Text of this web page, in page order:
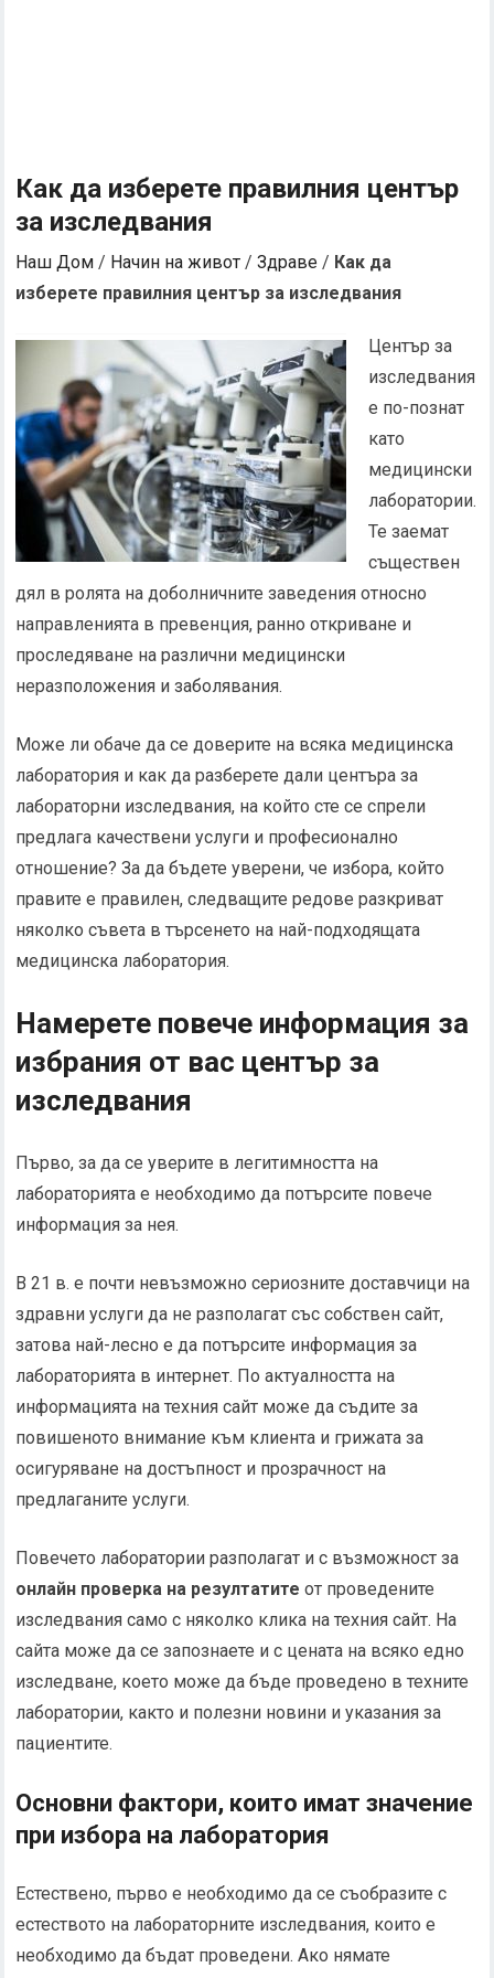
Как да изберете правилния център
за изследвания
Наш Дом / Начин на живот /Здраве / Как да
изберете правилния център за изследвания
Център за
изследвания
е по-познат
като
медицински
лаборатории.
Те заемат
съществен
дял в ролята на доболничните заведения относно
направленията в превенция, ранно откриване и
проследяване на различни медицински
неразположения и заболявания.
Може ли обаче да се доверите на всяка медицинска
лаборатория и как да разберете дали центъра за
лабораторни изследвания, на който сте се спрели
предлага качествени услуги и професионално
отношение? За да бъдете уверени, че избора, който
правите е правилен, следващите редове разкриват
няколко съвета в търсенето на най-подходящата
медицинска лаборатория.
Намерете повече информация за
избрания от вас център за
изследвания
Първо, за да се уверите в легитимността на
лабораторията е необходимо да потърсите повече
информация за нея.
В 21 в. е почти невъзможно сериозните доставчици на
здравни услуги да не разполагат със собствен сайт,
затова най-лесно е да потърсите информация за
лабораторията в интернет. По актуалността на
информацията на техния сайт може да съдите за
повишеното внимание към клиента и грижата за
осигуряване на достъпност и прозрачност на
предлаганите услуги.
Повечето лаборатории разполагат и с възможност за
онлайн проверка на резултатите от проведените
изследвания само с няколко клика на техния сайт. На
сайта може да се запознаете и с цената на всяко едно
изследване, което може да бъде проведено в техните
лаборатории, както и полезни новини и указания за
пациентите.
Основни фактори, които имат значение
при избора на лаборатория
Естествено, първо е необходимо да се съобразите с
естеството на лабораторните изследвания, които е
необходимо да бъдат проведени. Ако нямате